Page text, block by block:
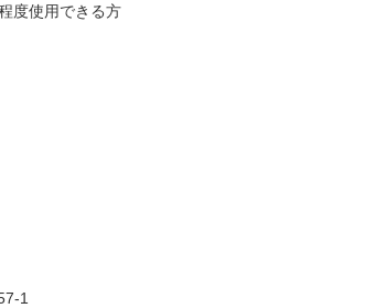
度使用できる方
1